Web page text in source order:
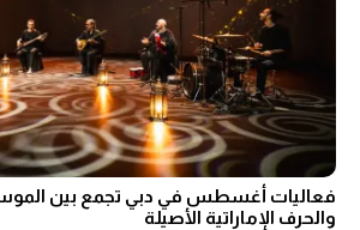
فعاليات أغسطس في دبي تجمع بين
والحرف الإماراتية الأصيلة